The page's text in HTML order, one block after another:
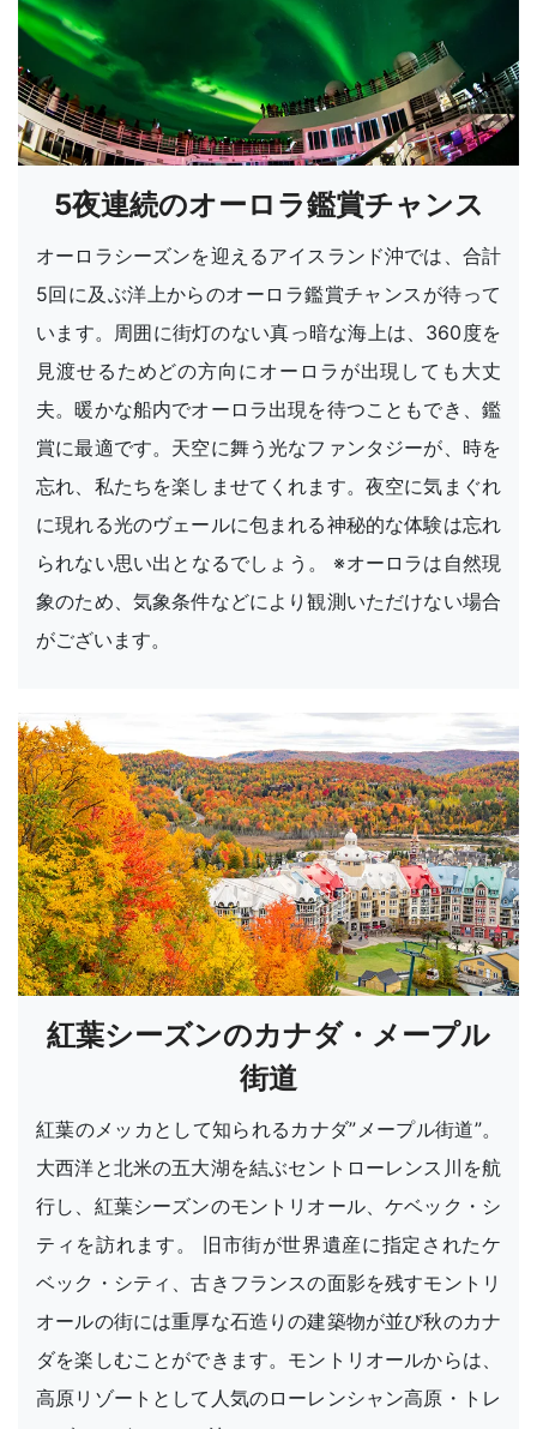
5夜連続のオーロラ鑑賞チャンス
オーロラシーズンを迎えるアイスランド沖では、合計
5回に及ぶ洋上からのオーロラ鑑賞チャンスが待って
います。周囲に街灯のない真っ暗な海上は、360度を
見渡せるためどの方向にオーロラが出現しても大丈
夫。暖かな船内でオーロラ出現を待つこともでき、鑑
賞に最適です。天空に舞う光なファンタジーが、時を
忘れ、私たちを楽しませてくれます。夜空に気まぐれ
に現れる光のヴェールに包まれる神秘的な体験は忘れ
られない思い出となるでしょう。 ※オーロラは自然現
象のため、気象条件などにより観測いただけない場合
がございます。
紅葉シーズンのカナダ・メープル
街道
紅葉のメッカとして知られるカナダ”メープル街道”。
大西洋と北米の五大湖を結ぶセントローレンス川を航
行し、紅葉シーズンのモントリオール、ケベック・シ
ティを訪れます。 旧市街が世界遺産に指定されたケ
ベック・シティ、古きフランスの面影を残すモントリ
オールの街には重厚な石造りの建築物が並び秋のカナ
ダを楽しむことができます。モントリオールからは、
高原リゾートとして人気のローレンシャン高原・トレ